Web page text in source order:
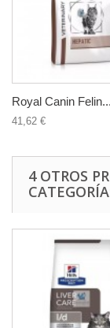
Royal Canin Felin...
41,62 €
4 OTROS